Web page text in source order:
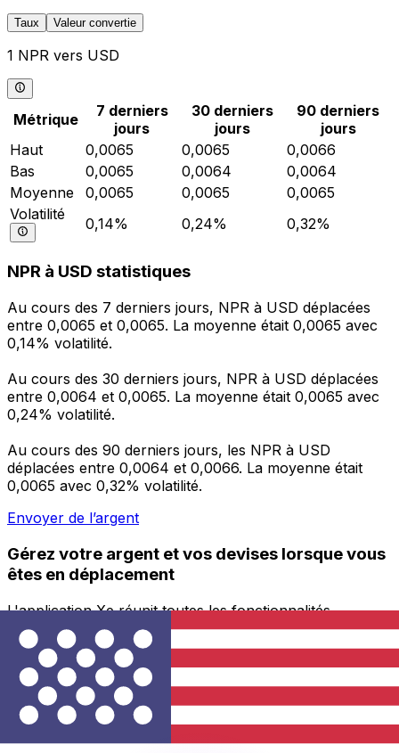
Taux Valeur convertie
1 NPR vers USD
Métrique
7 derniers
jours
30 derniers
jours
90 derniers
jours
Haut
0,0065 0,0065
0,0066
Bas
0,0065 0,0064
0,0064
Moyenne
0,0065 0,0065
0,0065
Volatilité
0,14% 0,24% 0,32%
NPR à USD statistiques
Au cours des 7 derniers jours, NPR à USD déplacées
entre 0,0065 et 0,0065. La moyenne était 0,0065 avec
0,14% volatilité.
Au cours des 30 derniers jours, NPR à USD déplacées
entre 0,0064 et 0,0065. La moyenne était 0,0065 avec
0,24% volatilité.
Au cours des 90 derniers jours, les NPR à USD
déplacées entre 0,0064 et 0,0066. La moyenne était
0,0065 avec 0,32% volatilité.
Envoyer de l’argent
Gérez votre argent et vos devises lorsque vous
êtes en déplacement
L'application Xe réunit toutes les fonctionnalités
nécessaires pour vos transferts d'argent internationaux
et la gestion de vos devises. Convertissez des devises,
programmez des alertes de taux et transférez de
l'argent à l'étranger sans frais cachés. Téléchargez
l'application dès aujourd'hui !